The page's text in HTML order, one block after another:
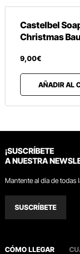
Castelbel
Christmas
9,00€
AÑADIR AL
¡SUSCRÍBETE
A NUESTRA
Mantente al día de todas
SUSCRÍBETE
CÓMO LLEGAR